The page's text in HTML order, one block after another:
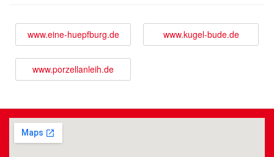
www.eine-huepfburg.de www.kugel-bude.de
www.porzellanleih.de